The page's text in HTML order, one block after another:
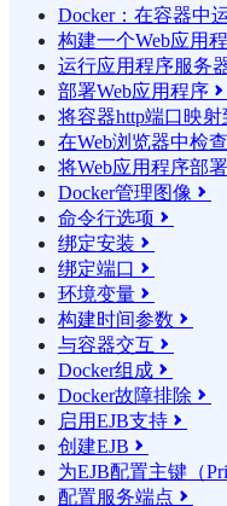
Docker：在容器中
构建一个Web应用
运行应用程序服务
部署Web应用程序 
将容器http端口映
在Web浏览器中检
将Web应用程序部
Docker管理图像 
命令行选项 
绑定安装 
绑定端口 
环境变量 
构建时间参数 
与容器交互 
Docker组成 
Docker故障排除 
启用EJB支持 
创建EJB 
为EJB配置主键（
配置服务端点 